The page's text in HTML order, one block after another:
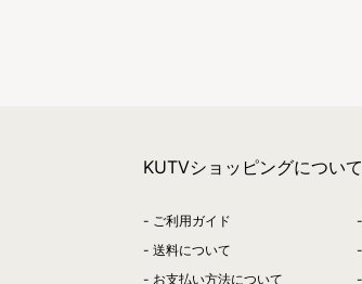
KUTVショッピングについて
ご利用ガイド
送料について
お支払い方法について